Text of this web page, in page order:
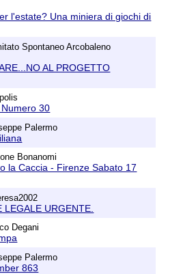
l'estate? Una miniera di giochi di
Spontaneo Arcobaleno
AL PROGETTO
30
Palermo
Bonanomi
la Caccia - Firenze Sabato 17
LEGALE URGENTE.
Degani
Palermo
863